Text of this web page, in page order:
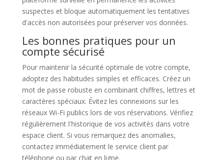
suspectes et bloque automatiquement les tentatives
d'accès non autorisées pour préserver vos données.
Les bonnes pratiques pour un
compte sécurisé
Pour maintenir la sécurité optimale de votre compte,
adoptez des habitudes simples et efficaces. Créez un
mot de passe robuste en combinant chiffres, lettres et
caractères spéciaux. Évitez les connexions sur les
réseaux Wi-Fi publics lors de vos réservations. Vérifiez
régulièrement l'historique de vos activités dans votre
espace client. Si vous remarquez des anomalies,
contactez immédiatement le service client par
téléphone ou par chat en ligne.